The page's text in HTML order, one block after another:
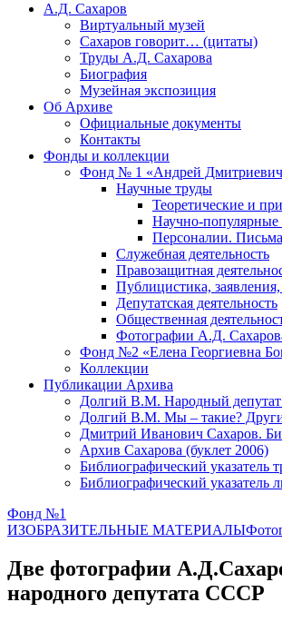
А.Д. Сахаров
Виртуальный музей
Сахаров говорит… (цитаты)
Труды А.Д. Сахарова
Биография
Музейная экспозиция
Об Архиве
Официальные документы
Контакты
Фонды и коллекции
Фонд № 1 «Андрей Дмитриевич
Научные труды
Теоретические и
Научно-популярные
Персоналии. Письма
Служебная деятельность
Правозащитная
Публицистика,
Депутатская деятельность
Общественная
Фотографии А.Д.
Фонд №2 «Елена Георгиевна
Коллекции
Публикации Архива
Долгий В.М. Народный
Долгий В.М. Мы – такие?
Дмитрий Иванович Сахаров.
Архив Сахарова (буклет 2006)
Библиографический указатель
Библиографический указатель
Фонд №1
ИЗОБРАЗИТЕЛЬНЫЕ МАТЕРИАЛЫ
Две фотографии
народного депутата СССР